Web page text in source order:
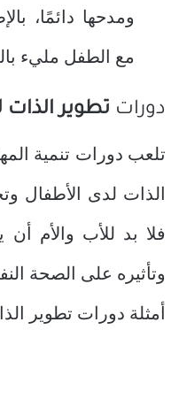
ومدحها دائمًا،
مع الطفل مليء
دورات تطوير الذات
تلعب دورات تنمية
الذات لدى الأطفال
فلا بد للأب والأم أن
وتأثيره على الصحة
أمثلة دورات تطوير